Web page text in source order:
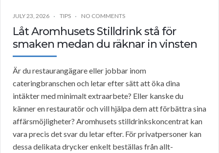
JULY 23, 2026 TIPS NO COMMENTS
Låt Aromhusets Stilldrink stå för
smaken medan du räknar in vinsten
Är du restaurangägare eller jobbar inom
cateringbranschen och letar efter sätt att öka dina
intäkter med minimalt extraarbete? Eller kanske du
känner en restauratör och vill hjälpa dem att förbättra sina
affärsmöjligheter? Aromhusets stilldrinkskoncentrat kan
vara precis det svar du letar efter. För privatpersoner kan
dessa delikata drycker enkelt beställas från allt-